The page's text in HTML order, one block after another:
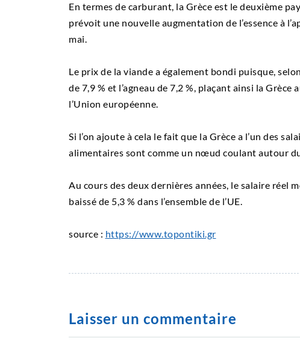
En termes de carburant, la Grèce est le deuxième
prévoit une nouvelle augmentation de l’essence à
mai.
Le prix de la viande a également bondi puisque,
de 7,9 % et l’agneau de 7,2 %, plaçant ainsi la Grèce
l’Union européenne.
Si l’on ajoute à cela le fait que la Grèce a l’un des
alimentaires sont comme un nœud coulant autour
Au cours des deux dernières années, le salaire réel
baissé de 5,3 % dans l’ensemble de l’UE.
source : https://www.topontiki.gr
Laisser un commentaire